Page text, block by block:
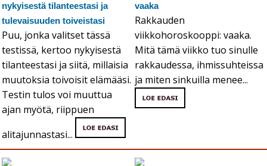
nykyisestä tilanteestasi ja
tulevaisuuden toiveistasi
Puu, jonka valitset tässä
testissä, kertoo nykyisestä
tilanteestasi ja siitä, millaisia
muutoksia toivoisit elämääsi.
Testin tulos voi muuttua
ajan myötä, riippuen
alitajunnastasi...
vaaka
Rakkauden
viikkohoroskooppi: vaaka.
Mitä tämä viikko tuo sinulle
rakkaudessa, ihmissuhteissa
ja miten sinkuilla menee...